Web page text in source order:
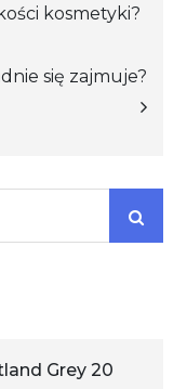
kosmetyki?
się zajmuje?
Grey 20